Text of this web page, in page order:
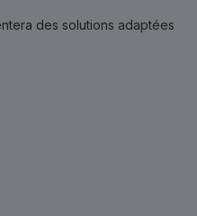
des solutions adaptées